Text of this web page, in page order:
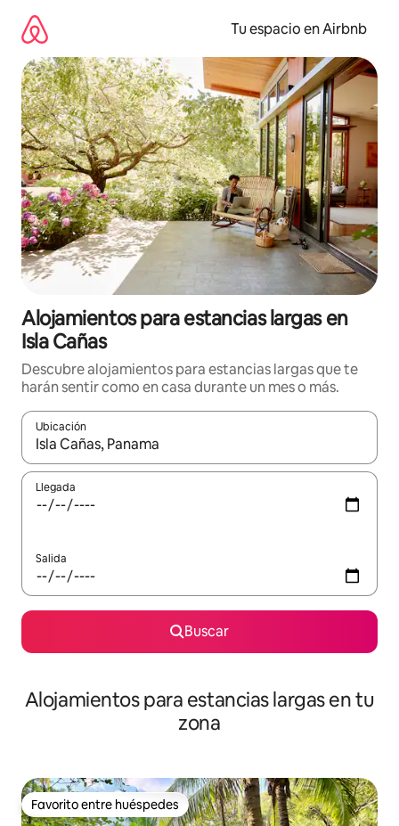
contenido
Tu espacio en Airbnb
Alojamientos para estancias largas en
Isla Cañas
Descubre alojamientos para estancias largas que te
harán sentir como en casa durante un mes o más.
Ubicación
Cuando los resultados estén disponibles, podrás navegar
Llegada
Salida
Buscar
Alojamientos para estancias largas en tu
zona
Favorito entre huéspedes
Favorito entre huéspedes